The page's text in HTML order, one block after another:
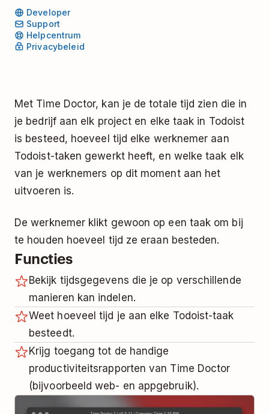
Developer
Support
Helpcentrum
Privacybeleid
Met Time Doctor, kan je de totale tijd zien die in
je bedrijf aan elk project en elke taak in Todoist
is besteed, hoeveel tijd elke werknemer aan
Todoist-taken gewerkt heeft, en welke taak elk
van je werknemers op dit moment aan het
uitvoeren is.
De werknemer klikt gewoon op een taak om bij
te houden hoeveel tijd ze eraan besteden.
Functies
Bekijk tijdsgegevens die je op verschillende
manieren kan indelen.
Weet hoeveel tijd je aan elke Todoist-taak
besteedt.
Krijg toegang tot de handige
productiviteitsrapporten van Time Doctor
(bijvoorbeeld web- en appgebruik).